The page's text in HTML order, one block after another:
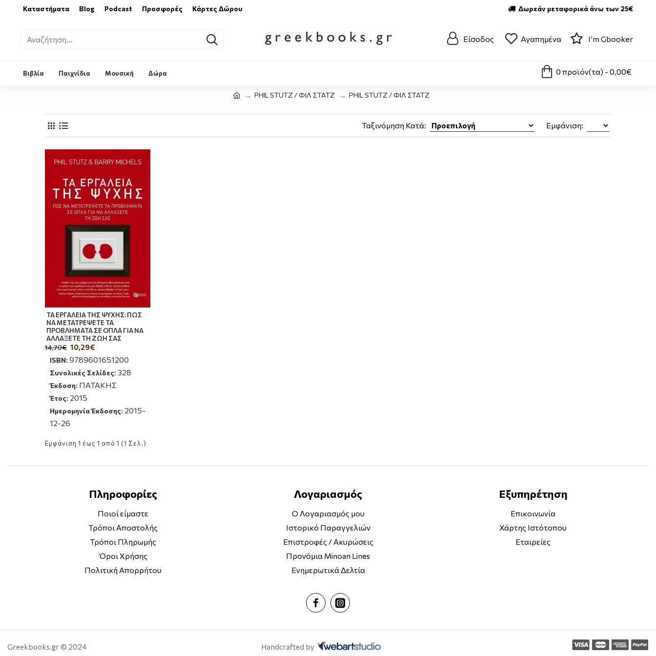
Καταστήματα Blog Podcast Προσφορές Κάρτες Δώρου Δωρεάν μεταφορικά άνω των 25€
Είσοδος Αγαπημένα I’m Gbooker
Βιβλία Παιχνίδια Μουσική Δώρα 0 προϊόν(τα) - 0,00€
PHIL STUTZ / ΦΙΛ ΣΤΑΤΖ PHIL STUTZ / ΦΙΛ ΣΤΑΤΖ
Ταξινόμηση Κατά: Εμφάνιση:
ΤΑ ΕΡΓΑΛΕΙΑ ΤΗΣ ΨΥΧΗΣ: ΠΩΣ
ΝΑ ΜΕΤΑΤΡΕΨΕΤΕ ΤΑ
ΠΡΟΒΛΗΜΑΤΑ ΣΕ ΟΠΛΑ ΓΙΑ ΝΑ
ΑΛΛΑΞΕΤΕ ΤΗ ΖΩΗ ΣΑΣ
10,29€
14,70€
ISBN: 9789601651200
Συνολικές Σελίδες: 328
Έκδοση: ΠΑΤΑΚΗΣ
Έτος: 2015
Ημερομηνία Έκδοσης: 2015-
12-26
Εμφάνιση 1 έως 1 από 1 (1 Σελ.)
Πληροφορίες
Ποιοί είμαστε
Τρόποι Αποστολής
Τρόποι Πληρωμής
Όροι Χρήσης
Πολιτική Απορρήτου
Λογαριασμός
Ο Λογαριασμός μου
Ιστορικό Παραγγελιών
Επιστροφές / Ακυρώσεις
Προνόμια Minoan Lines
Ενημερωτικά Δελτία
Εξυπηρέτηση
Επικοινωνία
Χάρτης Ιστότοπου
Εταιρείες
Greekbooks.gr © 2024 Handcrafted by